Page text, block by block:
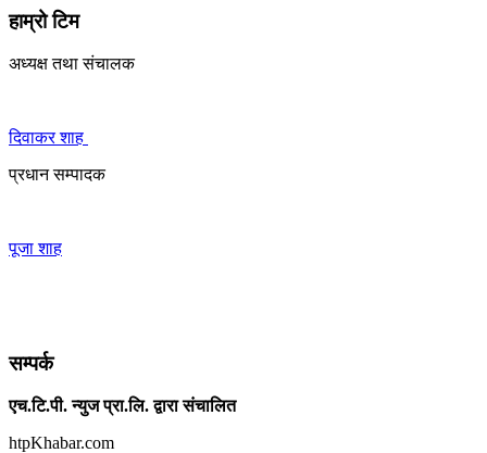
हाम्रो टिम
अध्यक्ष तथा संचालक
दिवाकर शाह
प्रधान सम्पादक
पूजा शाह
सम्पर्क
एच.टि.पी. न्युज प्रा.लि. द्वारा संचालित
htpKhabar.com